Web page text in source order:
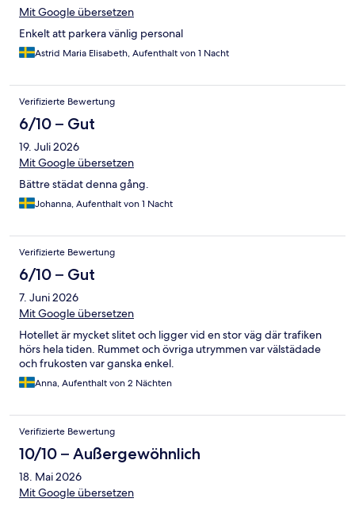
Mit Google übersetzen
Enkelt att parkera vänlig personal
Astrid Maria Elisabeth, Aufenthalt von 1 Nacht
Verifizierte Bewertung
6/10 – Gut
19. Juli 2026
Mit Google übersetzen
Bättre städat denna gång.
Johanna, Aufenthalt von 1 Nacht
Verifizierte Bewertung
6/10 – Gut
7. Juni 2026
Mit Google übersetzen
Hotellet är mycket slitet och ligger vid en stor väg där trafiken
hörs hela tiden. Rummet och övriga utrymmen var välstädade
och frukosten var ganska enkel.
Anna, Aufenthalt von 2 Nächten
Verifizierte Bewertung
10/10 – Außergewöhnlich
18. Mai 2026
Mit Google übersetzen